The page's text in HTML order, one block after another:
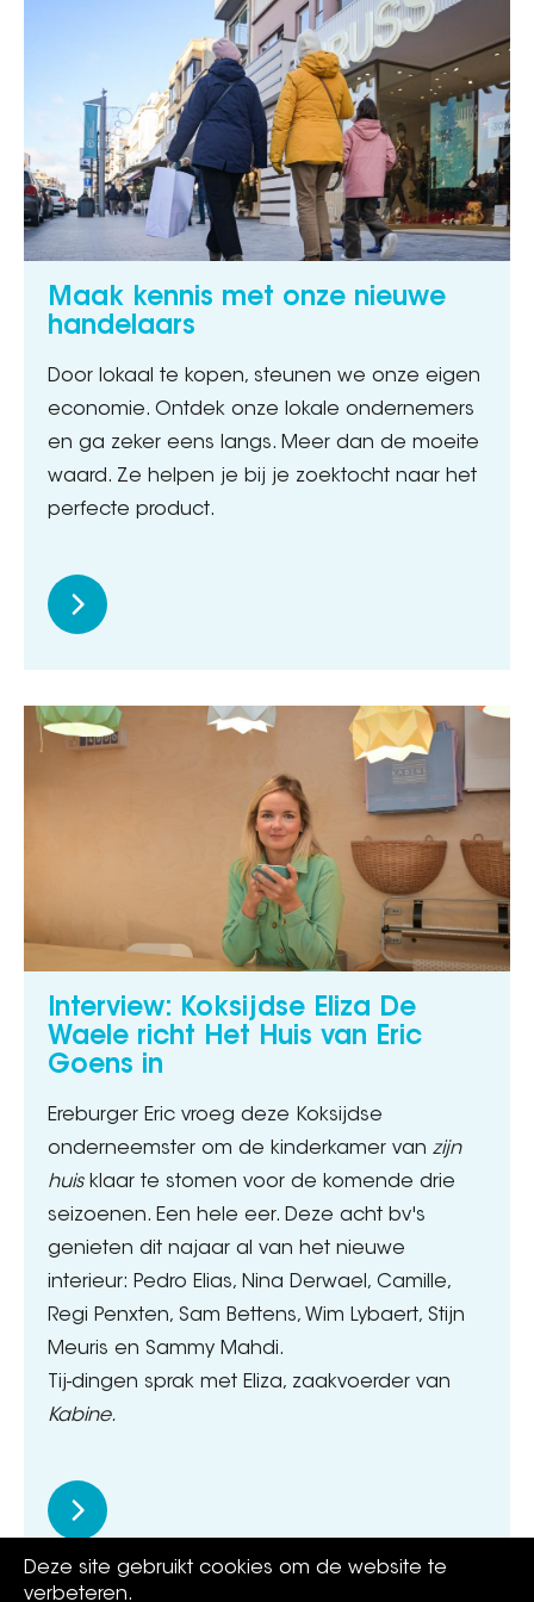
Maak kennis met onze nieuwe
handelaars
Door lokaal te kopen, steunen we onze eigen
economie. Ontdek onze lokale ondernemers
en ga zeker eens langs. Meer dan de moeite
waard. Ze helpen je bij je zoektocht naar het
perfecte product.
Interview: Koksijdse Eliza De
Waele richt Het Huis van Eric
Goens in
Ereburger Eric vroeg deze Koksijdse
onderneemster om de kinderkamer van zijn
huisklaar te stomen voor de komende drie
seizoenen. Een hele eer. Deze acht bv's
genieten dit najaar al van het nieuwe
interieur: Pedro Elias, Nina Derwael, Camille,
Regi Penxten, Sam Bettens, Wim Lybaert, Stijn
Meuris en Sammy Mahdi.
Tij-dingen sprak met Eliza, zaakvoerder van
Kabine.
Deze site gebruikt cookies om de website te
verbeteren.